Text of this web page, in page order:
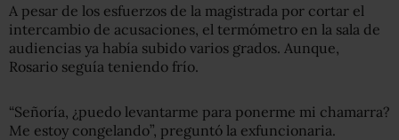
A pesar de los esfuerzos de la magistrada por cortar el
intercambio de acusaciones, el termómetro en la sala de
audiencias ya había subido varios grados. Aunque,
Rosario seguía teniendo frío.
“Señoría, ¿puedo levantarme para ponerme mi chamarra?
Me estoy congelando”, preguntó la exfuncionaria.